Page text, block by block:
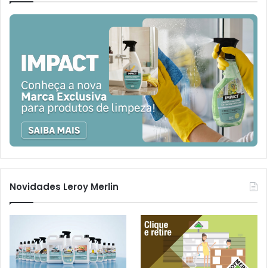
Novidades Leroy Merlin